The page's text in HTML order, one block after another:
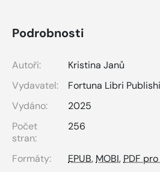
Podrobnosti
Autoři:
Kristina Janů
Vydavatel:
Fortuna Libri
Vydáno:
2025
Počet
stran:
256
Formáty: EPUB, MOBI, PDF